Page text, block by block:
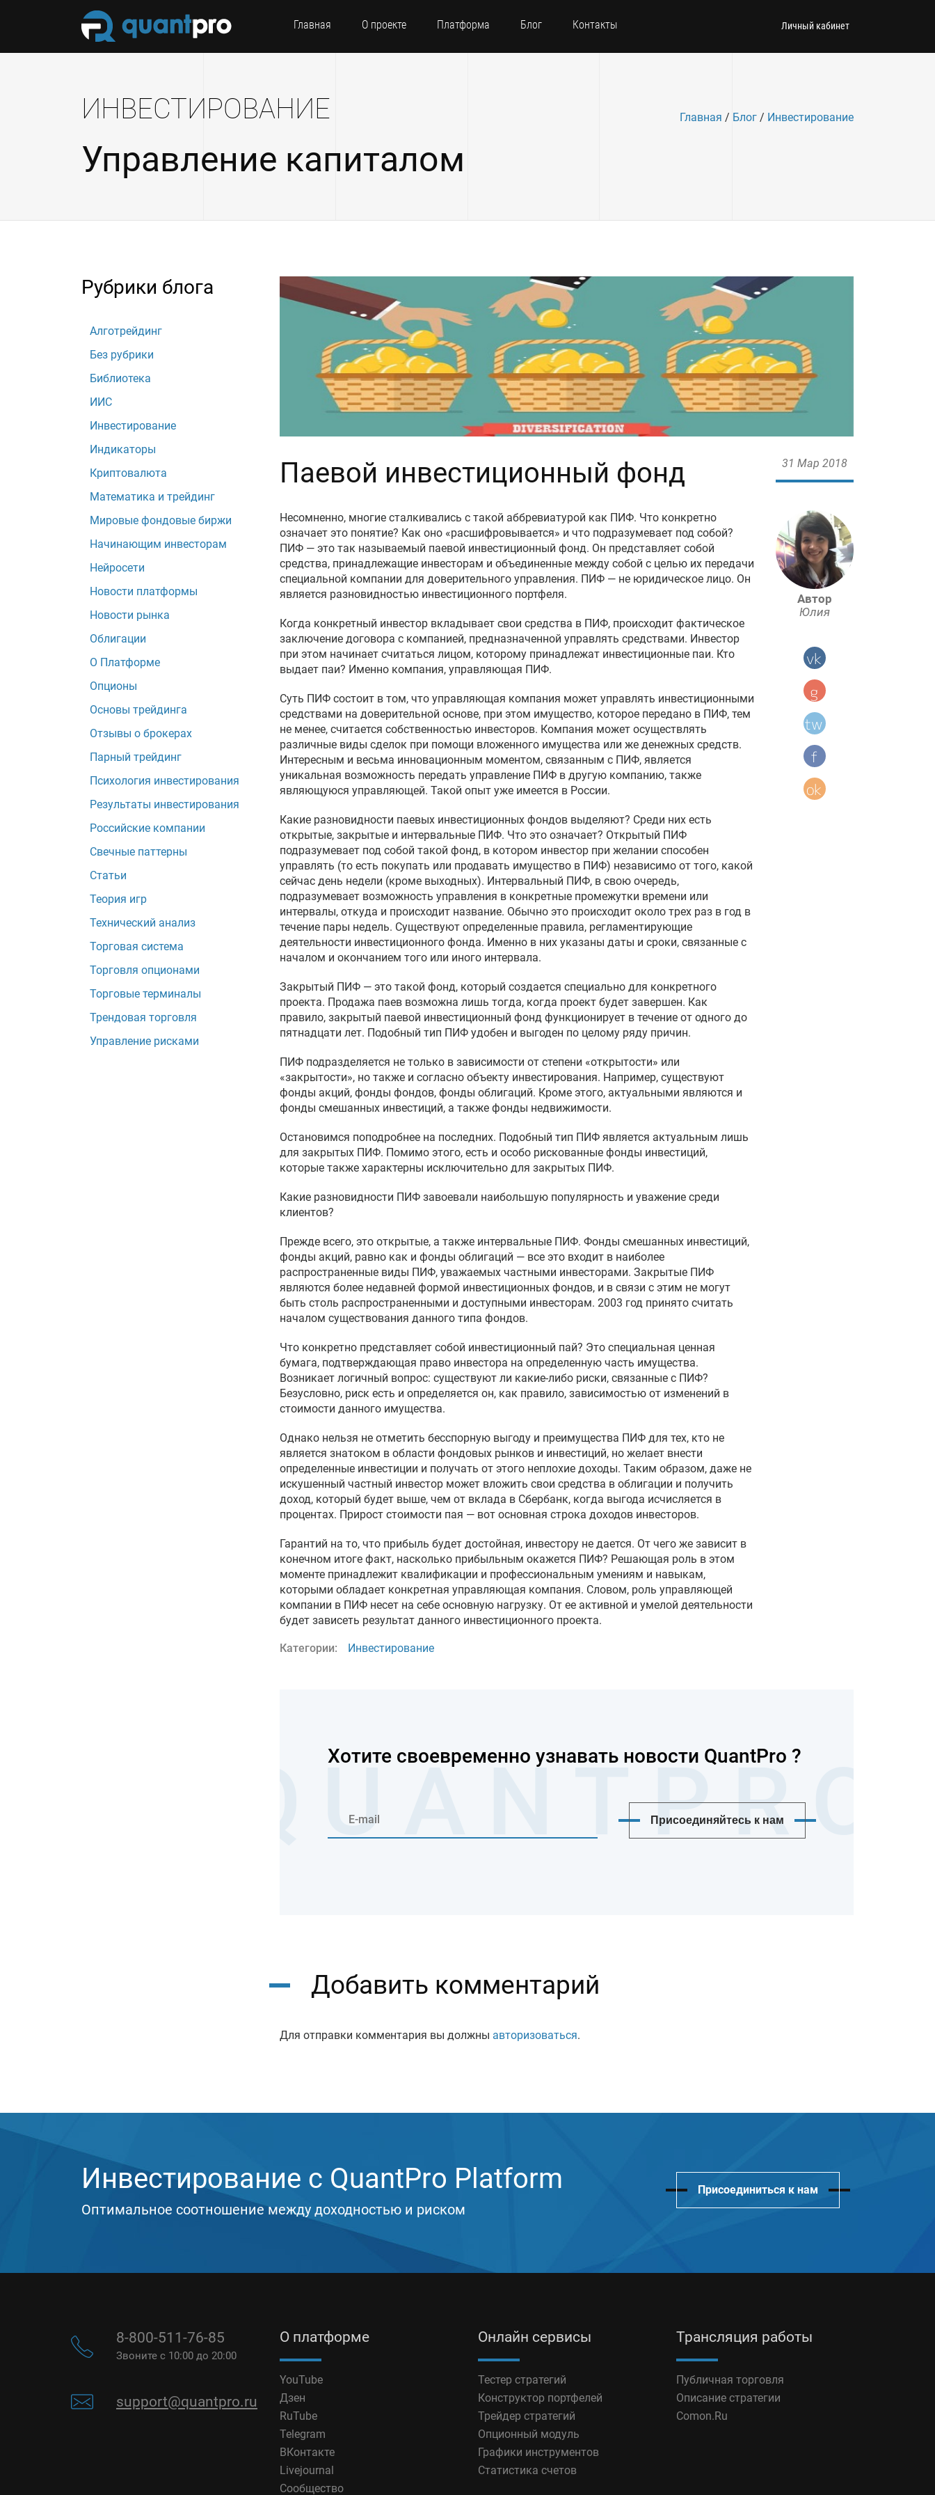
Главная О проекте Платформа Блог Контакты Личный кабинет
ИНВЕСТИРОВАНИЕ Главная / Блог / Инвестирование
Управление капиталом
Рубрики блога
Алготрейдинг
Без рубрики
Библиотека
ИИС
Инвестирование
Индикаторы
Криптовалюта
Математика и трейдинг
Мировые фондовые биржи
Начинающим инвесторам
Нейросети
Новости платформы
Новости рынка
Облигации
О Платформе
Опционы
Основы трейдинга
Отзывы о брокерах
Парный трейдинг
Психология инвестирования
Результаты инвестирования
Российские компании
Свечные паттерны
Статьи
Теория игр
Технический анализ
Торговая система
Торговля опционами
Торговые терминалы
Трендовая торговля
Управление рисками
Паевой инвестиционный фонд
Несомненно, многие сталкивались с такой аббревиатурой как ПИФ. Что конкретно
означает это понятие? Как оно «расшифровывается» и что подразумевает под собой?
ПИФ — это так называемый паевой инвестиционный фонд. Он представляет собой
средства, принадлежащие инвесторам и объединенные между собой с целью их передачи
специальной компании для доверительного управления. ПИФ — не юридическое лицо. Он
является разновидностью инвестиционного портфеля.
Когда конкретный инвестор вкладывает свои средства в ПИФ, происходит фактическое
заключение договора с компанией, предназначенной управлять средствами. Инвестор
при этом начинает считаться лицом, которому принадлежат инвестиционные паи. Кто
выдает паи? Именно компания, управляющая ПИФ.
Суть ПИФ состоит в том, что управляющая компания может управлять инвестиционными
средствами на доверительной основе, при этом имущество, которое передано в ПИФ, тем
не менее, считается собственностью инвесторов. Компания может осуществлять
различные виды сделок при помощи вложенного имущества или же денежных средств.
Интересным и весьма инновационным моментом, связанным с ПИФ, является
уникальная возможность передать управление ПИФ в другую компанию, также
являющуюся управляющей. Такой опыт уже имеется в России.
Какие разновидности паевых инвестиционных фондов выделяют? Среди них есть
открытые, закрытые и интервальные ПИФ. Что это означает? Открытый ПИФ
подразумевает под собой такой фонд, в котором инвестор при желании способен
управлять (то есть покупать или продавать имущество в ПИФ) независимо от того, какой
сейчас день недели (кроме выходных). Интервальный ПИФ, в свою очередь,
подразумевает возможность управления в конкретные промежутки времени или
интервалы, откуда и происходит название. Обычно это происходит около трех раз в год в
течение пары недель. Существуют определенные правила, регламентирующие
деятельности инвестиционного фонда. Именно в них указаны даты и сроки, связанные с
началом и окончанием того или иного интервала.
Закрытый ПИФ — это такой фонд, который создается специально для конкретного
проекта. Продажа паев возможна лишь тогда, когда проект будет завершен. Как
правило, закрытый паевой инвестиционный фонд функционирует в течение от одного до
пятнадцати лет. Подобный тип ПИФ удобен и выгоден по целому ряду причин.
ПИФ подразделяется не только в зависимости от степени «открытости» или
«закрытости», но также и согласно объекту инвестирования. Например, существуют
фонды акций, фонды фондов, фонды облигаций. Кроме этого, актуальными являются и
фонды смешанных инвестиций, а также фонды недвижимости.
Остановимся поподробнее на последних. Подобный тип ПИФ является актуальным лишь
для закрытых ПИФ. Помимо этого, есть и особо рискованные фонды инвестиций,
которые также характерны исключительно для закрытых ПИФ.
Какие разновидности ПИФ завоевали наибольшую популярность и уважение среди
клиентов?
Прежде всего, это открытые, а также интервальные ПИФ. Фонды смешанных инвестиций,
фонды акций, равно как и фонды облигаций — все это входит в наиболее
распространенные виды ПИФ, уважаемых частными инвесторами. Закрытые ПИФ
являются более недавней формой инвестиционных фондов, и в связи с этим не могут
быть столь распространенными и доступными инвесторам. 2003 год принято считать
началом существования данного типа фондов.
Что конкретно представляет собой инвестиционный пай? Это специальная ценная
бумага, подтверждающая право инвестора на определенную часть имущества.
Возникает логичный вопрос: существуют ли какие-либо риски, связанные с ПИФ?
Безусловно, риск есть и определяется он, как правило, зависимостью от изменений в
стоимости данного имущества.
Однако нельзя не отметить бесспорную выгоду и преимущества ПИФ для тех, кто не
является знатоком в области фондовых рынков и инвестиций, но желает внести
определенные инвестиции и получать от этого неплохие доходы. Таким образом, даже не
искушенный частный инвестор может вложить свои средства в облигации и получить
доход, который будет выше, чем от вклада в Сбербанк, когда выгода исчисляется в
процентах. Прирост стоимости пая — вот основная строка доходов инвесторов.
Гарантий на то, что прибыль будет достойная, инвестору не дается. От чего же зависит в
конечном итоге факт, насколько прибыльным окажется ПИФ? Решающая роль в этом
моменте принадлежит квалификации и профессиональным умениям и навыкам,
которыми обладает конкретная управляющая компания. Словом, роль управляющей
компании в ПИФ несет на себе основную нагрузку. От ее активной и умелой деятельности
будет зависеть результат данного инвестиционного проекта.
31 Мар 2018
Автор
Юлия
Категории: Инвестирование
Хотите своевременно узнавать новости QuantPro ?
Присоединяйтесь к нам
Добавить комментарий
Для отправки комментария вы должны авторизоваться.
Инвестирование с QuantPro Platform
Оптимальное соотношение между доходностью и риском
Присоединиться к нам
8-800-511-76-85
Звоните с 10:00 до 20:00
support@quantpro.ru
О платформе
YouTube
Дзен
RuTube
Telegram
ВКонтакте
Livejournal
Сообщество
Онлайн сервисы
Тестер стратегий
Конструктор портфелей
Трейдер стратегий
Опционный модуль
Графики инструментов
Статистика счетов
Трансляция работы
Публичная торговля
Описание стратегии
Comon.Ru